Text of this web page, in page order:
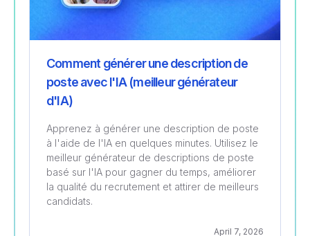
Comment générer une description de
poste avec l'IA (meilleur générateur
d'IA)
Apprenez à générer une description de poste
à l'aide de l'IA en quelques minutes. Utilisez le
meilleur générateur de descriptions de poste
basé sur l'IA pour gagner du temps, améliorer
la qualité du recrutement et attirer de meilleurs
candidats.
April 7, 2026